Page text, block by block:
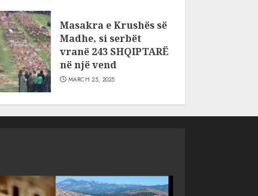
Masakra e Krushës së
Madhe, si serbët
vranë 243 SHQIPTARË
në një vend
MARCH 25, 2025